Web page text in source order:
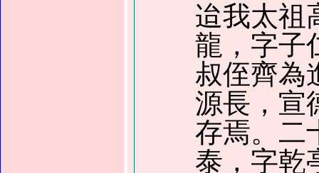
迨我太祖
龍，字子
叔侄齊為
源長，宣
存焉。二
泰，字乾